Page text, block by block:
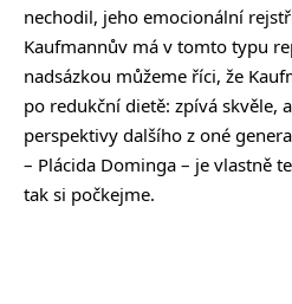
nechodil, jeho emocionální
Kaufmannův má v tomto typu
nadsázkou můžeme říci, že
po redukční dietě: zpívá skvěle,
perspektivy dalšího z oné
– Plácida Dominga – je vlastně
tak si počkejme.